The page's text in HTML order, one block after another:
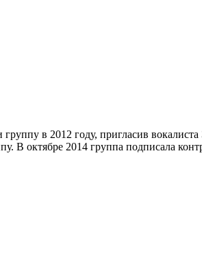
в 2012 году, пригласив
В октябре 2014 группа подписала